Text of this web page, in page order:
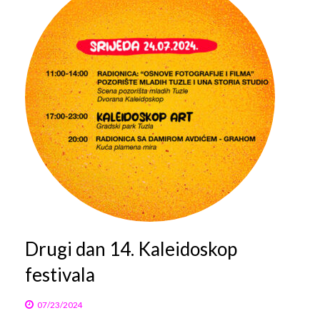
Drugi dan 14. Kaleidoskop
festivala
07/23/2024